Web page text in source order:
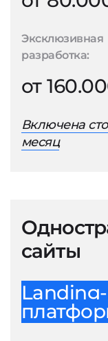
Эксклюзивная
разработка:
от
Включена
месяц
сайты